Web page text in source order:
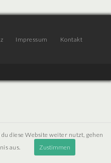
Impressum Kontakt
diese Website weiter nutzt, gehen
aus.
Zustimmen